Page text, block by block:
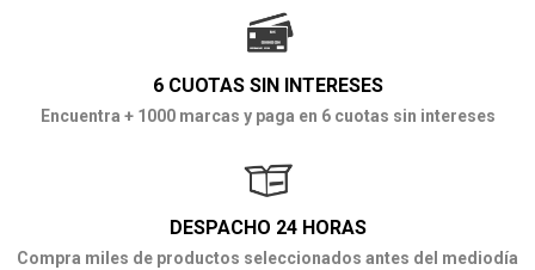
6 CUOTAS SIN INTERESES
Encuentra + 1000 marcas y paga en 6 cuotas sin intereses
DESPACHO 24 HORAS
Compra miles de productos seleccionados antes del mediodía